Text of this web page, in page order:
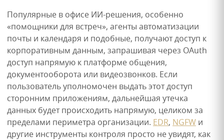
Популярные в офисе ИИ-решения, особенно
«помощники для встреч», агенты автоматизации
почты и календаря и подобные, получают доступ к
корпоративным данным, запрашивая через OAuth
доступ напрямую к платформе общения,
документооборота или видеозвонков. Если
пользователь уполномочен выдать этот доступ
сторонним приложениям, дальнейшая утечка
данных будет происходить напрямую, целиком за
пределами периметра организации. EDR, NGFW и
другие инструменты контроля просто не увидят, как